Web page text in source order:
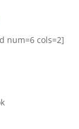
num=6 cols=2]